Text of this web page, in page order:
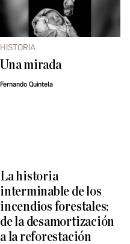
HISTORIA
Una mirada
Fernando Quintela
La historia
interminable de los
incendios forestales:
de la desamortización
a la reforestación